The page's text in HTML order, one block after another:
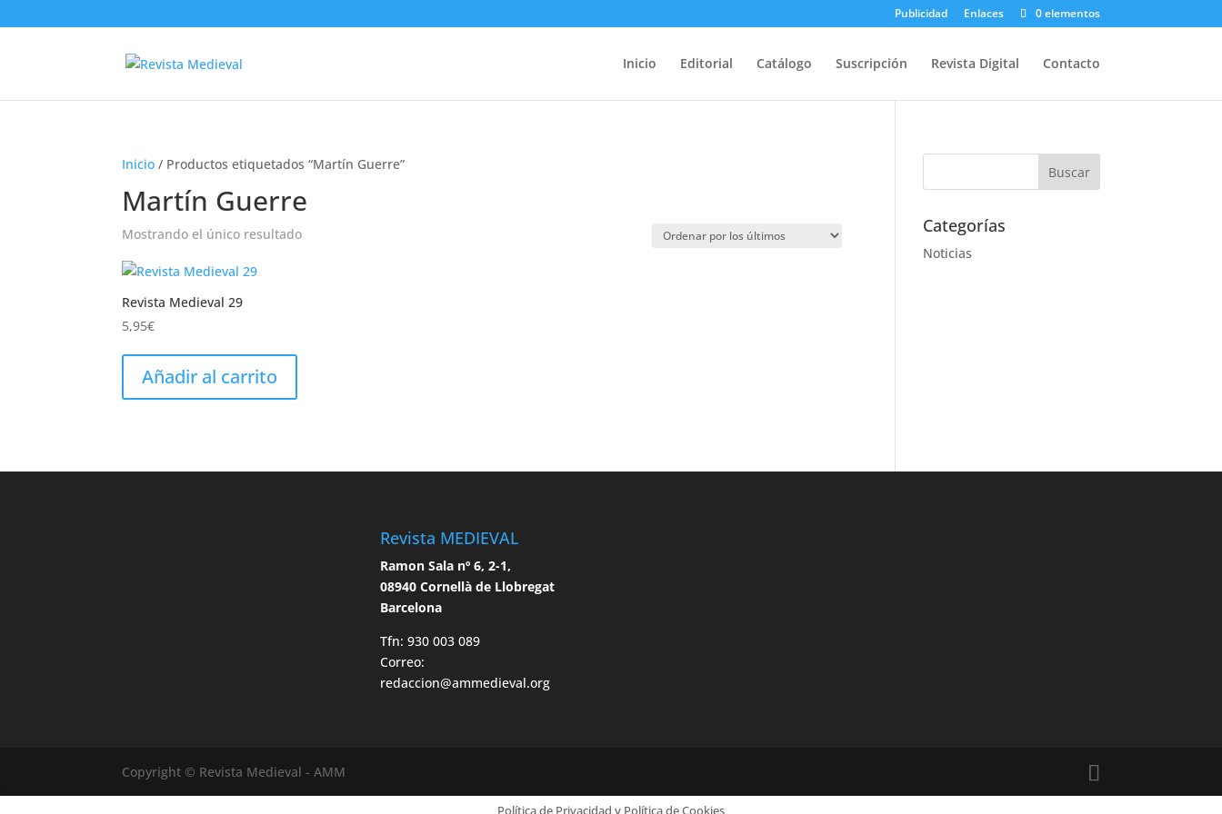
Publicidad Enlaces 0 elementos
Inicio Editorial Catálogo Suscripción Revista Digital Contacto
Inicio / Productos etiquetados “Martín Guerre”
Martín Guerre
Mostrando el único resultado
Revista Medieval 29
5,95€
Añadir al carrito
Categorías
Noticias
Revista MEDIEVAL
Ramon Sala nº 6, 2-1,
08940 Cornellà de Llobregat
Barcelona
Tfn: 930 003 089
Correo:
redaccion@ammedieval.org
Copyright © Revista Medieval - AMM
Política de Privacidad y Política de Cookies